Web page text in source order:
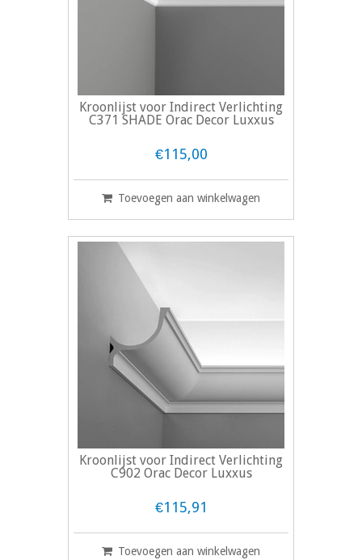
Kroonlijst voor Indirect Verlichting
C371 SHADE Orac Decor Luxxus
€115,00
Toevoegen aan winkelwagen
Kroonlijst voor Indirect Verlichting
C902 Orac Decor Luxxus
€115,91
Toevoegen aan winkelwagen